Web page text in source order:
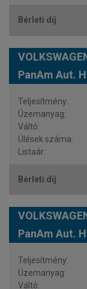
PanAm Aut.
PanAm Aut.